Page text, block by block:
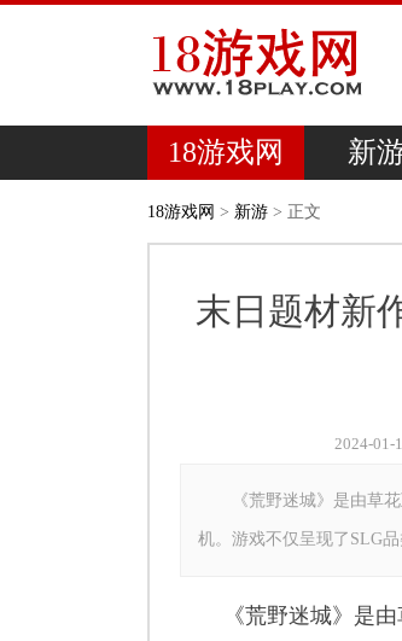
18游戏网 新
18游戏网 > 新游 > 正文
末日题材新
2024-01-
《荒野迷城》是由草花
机。游戏不仅呈现了SLG
《荒野迷城》是由